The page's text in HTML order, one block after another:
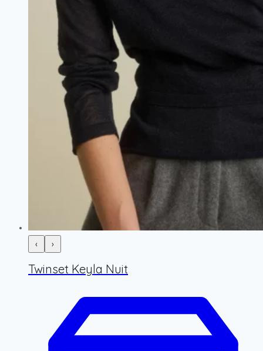
‹ ›
Twinset Keyla Nuit